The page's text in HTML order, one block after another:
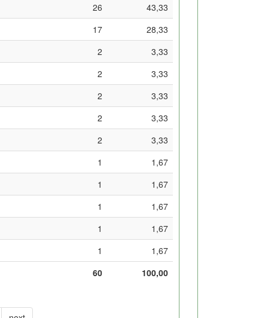
26
43,33
17
28,33
2
3,33
2
3,33
2
3,33
2
3,33
2
3,33
1
1,67
1
1,67
1
1,67
1
1,67
1
1,67
60
100,00